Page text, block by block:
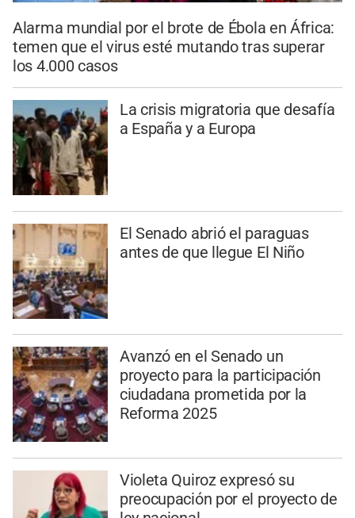
Alarma mundial por el brote de Ébola en África:
temen que el virus esté mutando tras superar
los 4.000 casos
La crisis migratoria que desafía
a España y a Europa
El Senado abrió el paraguas
antes de que llegue El Niño
Avanzó en el Senado un
proyecto para la participación
ciudadana prometida por la
Reforma 2025
Violeta Quiroz expresó su
preocupación por el proyecto de